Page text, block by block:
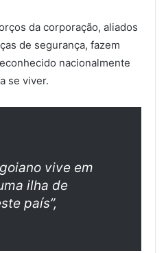
da corporação, aliados
de segurança, fazem
nacionalmente
se viver.
vive em
ilha de
país”,